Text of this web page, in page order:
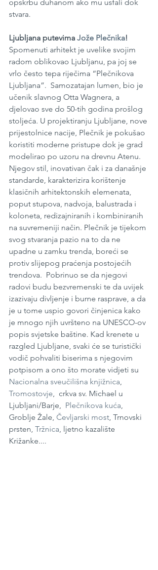
opskrbu duhanom ako mu usfali dok
stvara.
Ljubljana putevima Jože Plečnika!
Spomenuti arhitekt je uvelike svojim
radom oblikovao Ljubljanu, pa joj se
vrlo često tepa riječima “Plečnikova
Ljubljana”.  Samozatajan lumen, bio je
učenik slavnog Otta Wagnera, a
djelovao sve do 50-tih godina prošlog
stoljeća. U projektiranju Ljubljane, nove
prijestolnice nacije, Plečnik je pokušao
koristiti moderne pristupe dok je grad
modelirao po uzoru na drevnu Atenu.
Njegov stil, inovativan čak i za današnje
standarde, karakterizira korištenje
klasičnih arhitektonskih elemenata,
poput stupova, nadvoja, balustrada i
koloneta, redizajniranih i kombiniranih
na suvremeniji način. Plečnik je tijekom
svog stvaranja pazio na to da ne
upadne u zamku trenda, boreći se
protiv slijepog praćenja postojećih
trendova.  Pobrinuo se da njegovi
radovi budu bezvremenski te da uvijek
izazivaju divljenje i burne rasprave, a da
je u tome uspio govori činjenica kako
je mnogo njih uvršteno na UNESCO-ov
popis svjetske baštine. Kad krenete u
razgled Ljubljane, svaki će se turistički
vodič pohvaliti biserima s njegovim
potpisom a ono što morate vidjeti su
Nacionalna sveučilišna knjižnica,
Tromostovje,  crkva sv. Michael u
Ljubljani/Barje, Plečnikova kuća,
Groblje Žale, Čevljarski most, Trnovski
prsten, Tržnica, ljetno kazalište
Križanke....